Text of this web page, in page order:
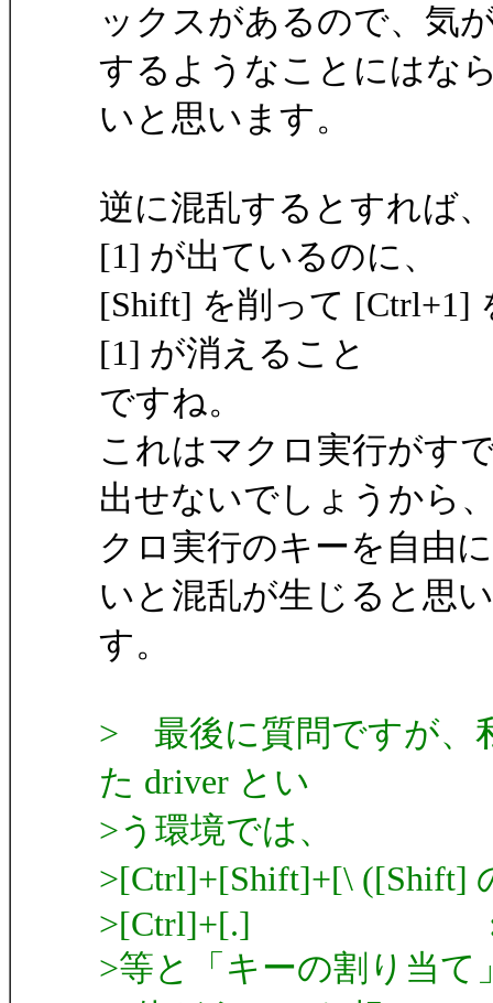
ックスがあるので、気
するようなことにはな
いと思います。
逆に混乱するとすれば
[1] が出ているのに、
[Shift] を削って [Ctrl+1]
[1] が消えること
ですね。
これはマクロ実行がす
出せないでしょうから
クロ実行のキーを自由
いと混乱が生じると思
す。
> 最後に質問ですが、
た driver とい
>う環境では、
>[Ctrl]+[Shift]+[\ ([Shift]
>[Ctrl]+[.]
>等と「キーの割り当